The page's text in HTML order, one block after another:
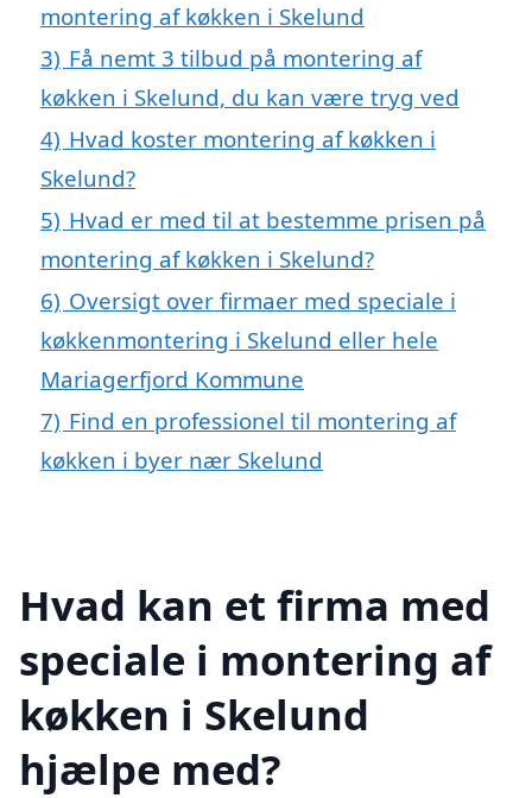
montering af køkken i Skelund
3) Få nemt 3 tilbud på montering af
køkken i Skelund, du kan være tryg ved
4) Hvad koster montering af køkken i
Skelund?
5) Hvad er med til at bestemme prisen på
montering af køkken i Skelund?
6) Oversigt over firmaer med speciale i
køkkenmontering i Skelund eller hele
Mariagerfjord Kommune
7) Find en professionel til montering af
køkken i byer nær Skelund
Hvad kan et firma med
speciale i montering af
køkken i Skelund
hjælpe med?